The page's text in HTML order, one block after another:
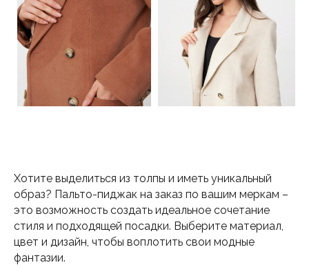
Хотите выделиться из толпы и иметь уникальный
образ? Пальто-пиджак на заказ по вашим меркам –
это возможность создать идеальное сочетание
стиля и подходящей посадки. Выберите материал,
цвет и дизайн, чтобы воплотить свои модные
фантазии.